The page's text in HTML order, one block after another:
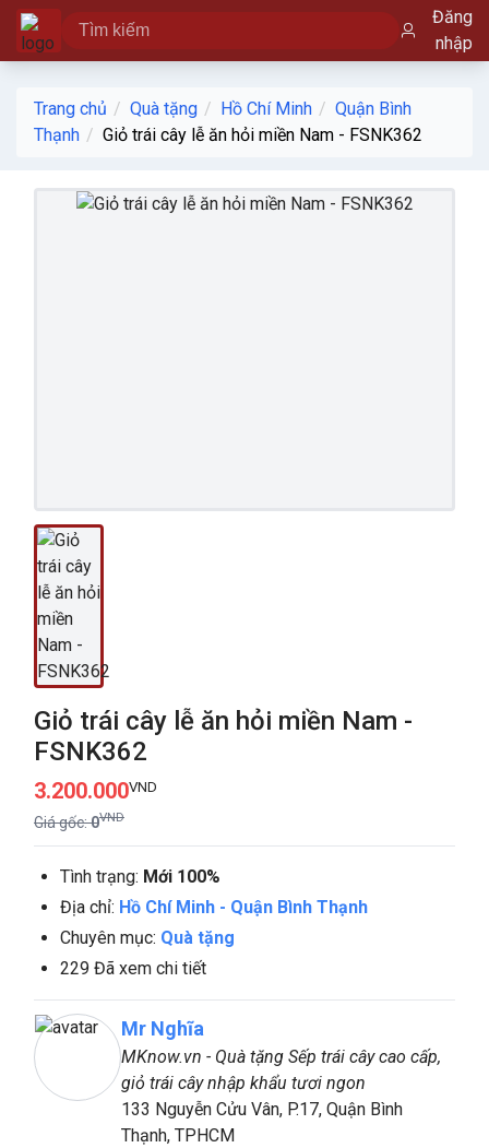
Đăng
nhập
Trang chủ Quà tặng Hồ Chí Minh
Quận Bình
Thạnh
Giỏ trái cây lễ ăn hỏi miền Nam - FSNK362
Giỏ trái cây lễ ăn hỏi miền Nam -
FSNK362
3.200.000VND
Giá gốc:0VND
Tình trạng: Mới 100%
Địa chỉ: Hồ Chí Minh - Quận Bình Thạnh
Chuyên mục: Quà tặng
229 Đã xem chi tiết
Mr Nghĩa
MKnow.vn - Quà tặng Sếp trái cây cao cấp,
giỏ trái cây nhập khẩu tươi ngon
133 Nguyễn Cửu Vân, P.17, Quận Bình
Thạnh, TPHCM